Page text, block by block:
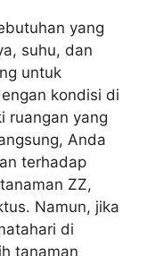
yang
suhu, dan
untuk
kondisi di
ruangan yang
Anda
terhadap
ZZ,
Namun, jika
di
tanaman